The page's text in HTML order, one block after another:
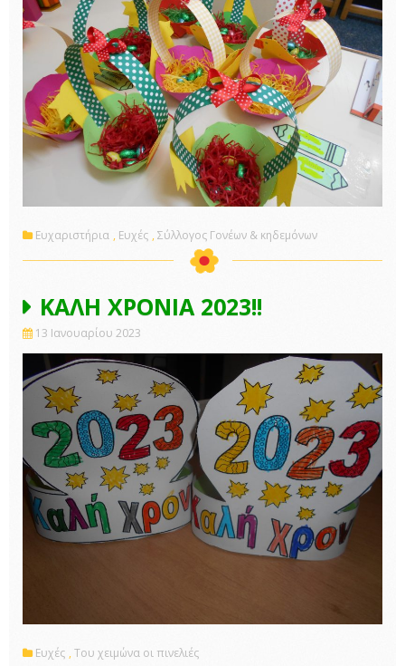
Ευχαριστήρια , Ευχές , Σύλλογος Γονέων & κηδεμόνων
ΚΑΛΗ ΧΡΟΝΙΑ 2023!!
13 Ιανουαρίου 2023
Ευχές , Του χειμώνα οι πινελιές